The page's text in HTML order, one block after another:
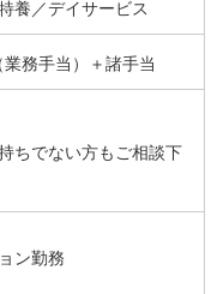
養／デイサービス
務手当）＋諸手当
ちでない方もご相談下
ン勤務